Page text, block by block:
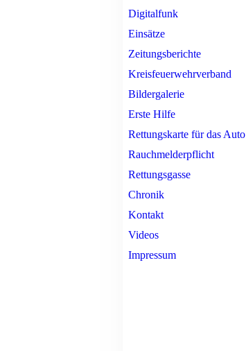
Digitalfunk
Einsätze
Zeitungsberichte
Kreisfeuerwehrverband
Bildergalerie
Erste Hilfe
Rettungskarte für das Auto
Rauchmelderpflicht
Rettungsgasse
Chronik
Kontakt
Videos
Impressum